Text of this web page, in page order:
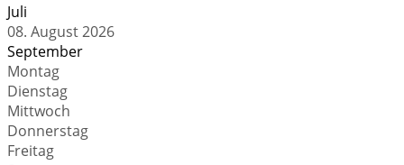
Juli
08. August 2026
September
Montag
Dienstag
Mittwoch
Donnerstag
Freitag